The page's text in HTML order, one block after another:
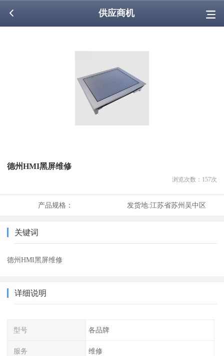
供应商机
德州HMI黑屏维修
浏览次数： 157次
产品规格： 发货地:江苏省苏州吴中区
关键词
德州HMI黑屏维修
详细说明
型号 各品牌
服务 维修